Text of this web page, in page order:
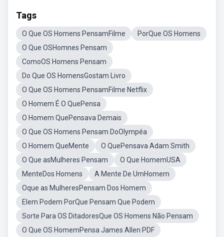
Tags
O Que OS Homens PensamFilme
PorQue OS Homens
O Que OSHomnes Pensam
ComoOS Homens Pensam
Do Que OS HomensGostam Livro
O Que OS Homens PensamFilme Netflix
O Homem É O QuePensa
O Homem QuePensava Demais
O Que OS Homens Pensam DoOlympéa
O Homem QueMente
O QuePensava Adam Smith
O Que asMulheres Pensam
O Que HomemUSA
MenteDos Homens
A Mente De UmHomem
Oque as MulheresPensam Dos Homem
Elem Podem PorQue Pensam Que Podem
Sorte Para OS DitadoresQue OS Homens Não Pensam
O Que OS HomemPensa James Allen PDF